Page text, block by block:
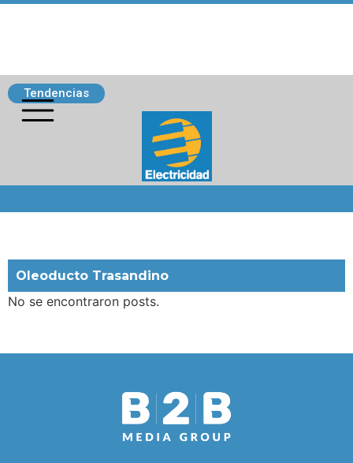
Tendencias
Oleoducto Trasandino
No se encontraron posts.